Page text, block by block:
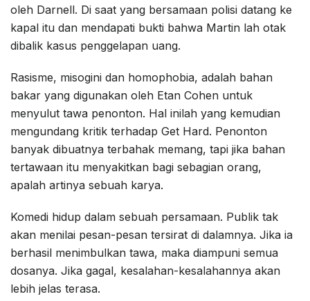
oleh Darnell. Di saat yang bersamaan polisi datang ke
kapal itu dan mendapati bukti bahwa Martin lah otak
dibalik kasus penggelapan uang.
Rasisme, misogini dan homophobia, adalah bahan
bakar yang digunakan oleh Etan Cohen untuk
menyulut tawa penonton. Hal inilah yang kemudian
mengundang kritik terhadap Get Hard. Penonton
banyak dibuatnya terbahak memang, tapi jika bahan
tertawaan itu menyakitkan bagi sebagian orang,
apalah artinya sebuah karya.
Komedi hidup dalam sebuah persamaan. Publik tak
akan menilai pesan-pesan tersirat di dalamnya. Jika ia
berhasil menimbulkan tawa, maka diampuni semua
dosanya. Jika gagal, kesalahan-kesalahannya akan
lebih jelas terasa.